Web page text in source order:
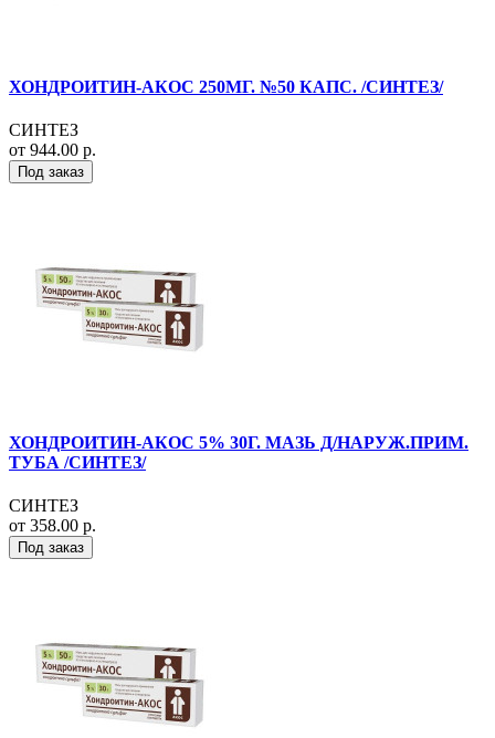
ХОНДРОИТИН-АКОС 250МГ. №50 КАПС. /СИНТЕЗ/
СИНТЕЗ
от 944.00 р.
Под заказ
ХОНДРОИТИН-АКОС 5% 30Г. МАЗЬ Д/НАРУЖ.ПРИМ.
ТУБА /СИНТЕЗ/
СИНТЕЗ
от 358.00 р.
Под заказ